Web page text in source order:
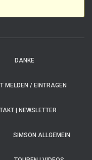
DANKE
MELDEN / EINTRAGEN
| NEWSLETTER
SIMSON ALLGEMEIN